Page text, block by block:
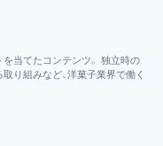
当てたコンテンツ。 独立時の
り組みなど、洋菓子業界で働く